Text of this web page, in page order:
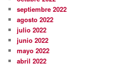
septiembre 2022
agosto 2022
julio 2022
junio 2022
mayo 2022
abril 2022